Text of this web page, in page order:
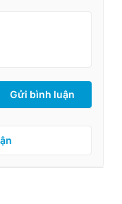
Gửi bình luận